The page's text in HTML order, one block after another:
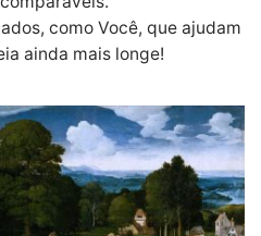
como Você, que ajudam
ainda mais longe!